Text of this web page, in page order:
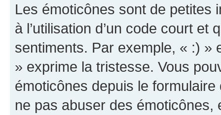
Les émoticônes sont de petites
à l’utilisation d’un code court et
sentiments. Par exemple, « :) »
» exprime la tristesse. Vous
émoticônes depuis le
ne pas abuser des